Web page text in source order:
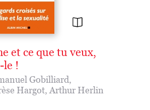
et ce que tu veux,
le !
Gobilliard,
Hargot, Arthur Herlin